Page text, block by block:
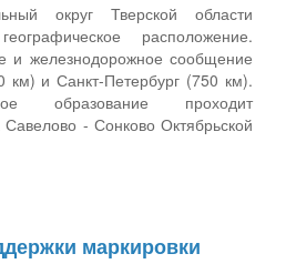
округ Тверской области
расположение.
и железнодорожное сообщение
км) и Санкт-Петербург (750 км).
образование проходит
- Сонково Октябрьской
маркировки